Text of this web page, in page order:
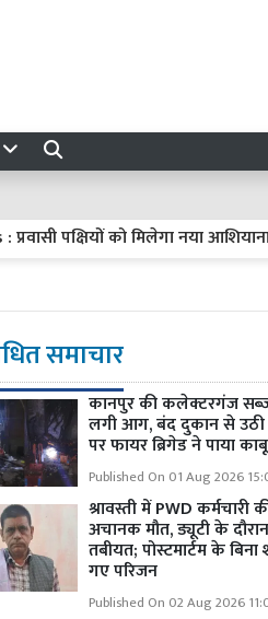
पक्षियों को मिलेगा नया आशियाना, 10
समाचार
कानपुर की कलेक्टरगंज
लगी आग, बंद दुकान से
पर फायर ब्रिगेड ने पाया काबू
Published On 01 Aug 2026
श्रावस्ती में PWD कर्मचारी
अचानक मौत, ड्यूटी के
तबीयत; पोस्टमार्टम के
गए परिजन
Published On 02 Aug 2026